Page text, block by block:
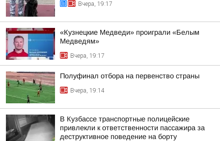
Вчера, 19:17
«Кузнецкие Медведи» проиграли «Белым
Медведям»
Вчера, 19:17
Полуфинал отбора на первенство страны
Вчера, 19:14
В Кузбассе транспортные полицейские
привлекли к ответственности пассажира за
деструктивное поведение на борту